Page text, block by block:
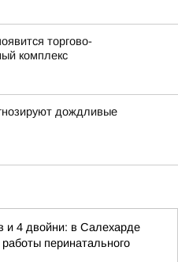
торгово-
комплекс
дождливые
и 4 двойни: в Салехарде
перинатального